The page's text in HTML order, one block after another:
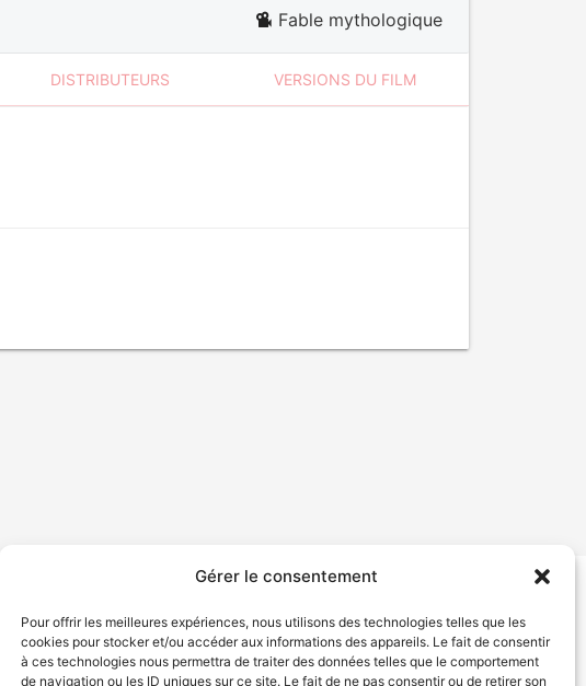
Gérer le consentement
Pour offrir les meilleures expériences, nous utilisons des technologies telles que les
cookies pour stocker et/ou accéder aux informations des appareils. Le fait de consentir
à ces technologies nous permettra de traiter des données telles que le comportement
de navigation ou les ID uniques sur ce site. Le fait de ne pas consentir ou de retirer son
Fable mythologique
DISTRIBUTEURS VERSIONS DU FILM
Déclaration de services Politique de confidentialité